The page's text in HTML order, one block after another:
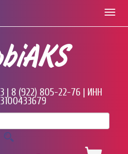
| 8 (922) 805-22-76 | ИНН